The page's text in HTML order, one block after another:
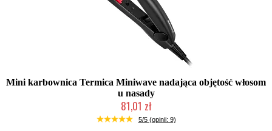
Mini karbownica Termica Miniwave nadająca objętość włosom
u nasady
81,01 zł
2-5 dni roboczych
5/5 (opinii: 9)